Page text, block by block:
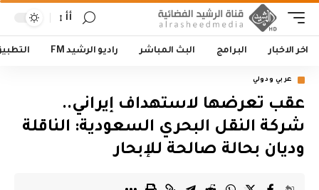
أأ
اخر الاخبار البرامج البث المباشر راديو الرشيد FM
عربي ودولي
عقب تعرضها لاستهداف إيراني..
شركة النقل البحري السعودية: الناقلة
وديان بحالة صالحة للإبحار